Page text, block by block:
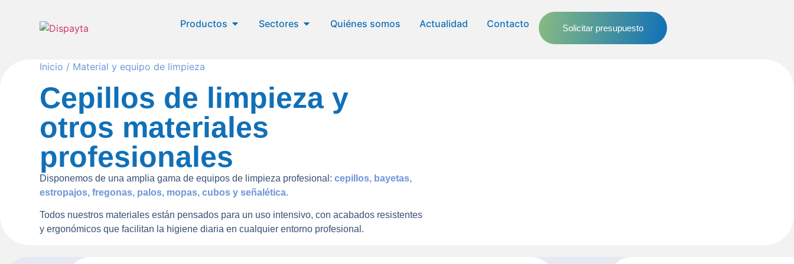
Productos Sectores Quiénes somos Actualidad Contacto Solicitar presupuesto
Inicio / Material y equipo de limpieza
Cepillos de limpieza y
otros materiales
profesionales
Disponemos de una amplia gama de equipos de limpieza profesional:cepillos, bayetas,
estropajos, fregonas, palos, mopas, cubos y señalética.
Todos nuestros materiales están pensados para un uso intensivo, con acabados resistentes
y ergonómicos que facilitan la higiene diaria en cualquier entorno profesional.